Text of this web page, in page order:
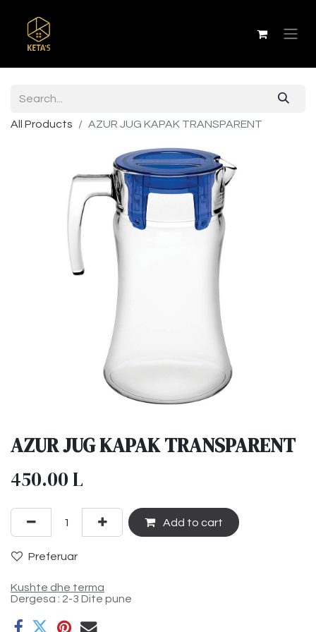
All Products AZUR JUG KAPAK TRANSPARENT
AZUR JUG KAPAK TRANSPARENT
450.00L
Add to cart
Preferuar
Kushte dhe terma
Dergesa : 2-3 Dite pune